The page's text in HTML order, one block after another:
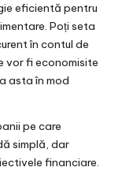
eficientă pentru
Poți seta
în contul de
vor fi economisite
asta în mod
pe care
simplă, dar
financiare.